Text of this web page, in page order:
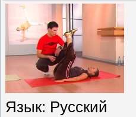
Язык: Русский